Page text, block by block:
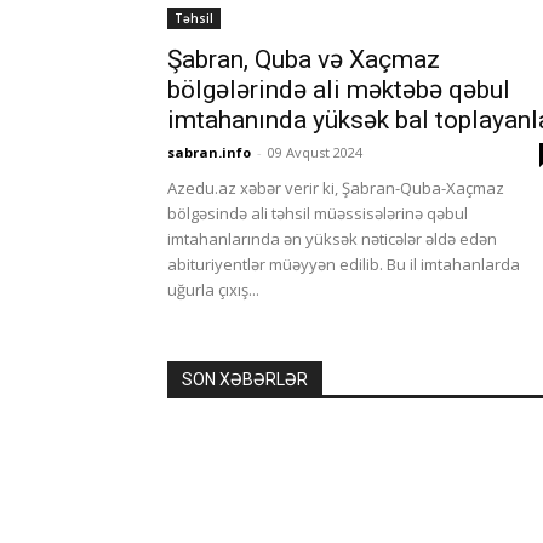
Təhsil
Şabran, Quba və Xaçmaz
bölgələrində ali məktəbə qəbul
imtahanında yüksək bal
sabran.info - 09 Avqust 2024
Azedu.az xəbər verir ki, Şabran-Quba-Xaçmaz
bölgəsində ali təhsil müəssisələrinə qəbul
imtahanlarında ən yüksək nəticələr əldə edən
abituriyentlər müəyyən edilib. Bu il imtahanlarda
uğurla çıxış...
SON XƏBƏRLƏR